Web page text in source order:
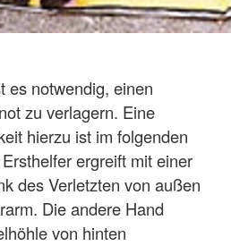
es notwendig, einen
zu verlagern. Eine
hierzu ist im folgenden
ergreift mit einer
des Verletzten von außen
Die andere Hand
von hinten